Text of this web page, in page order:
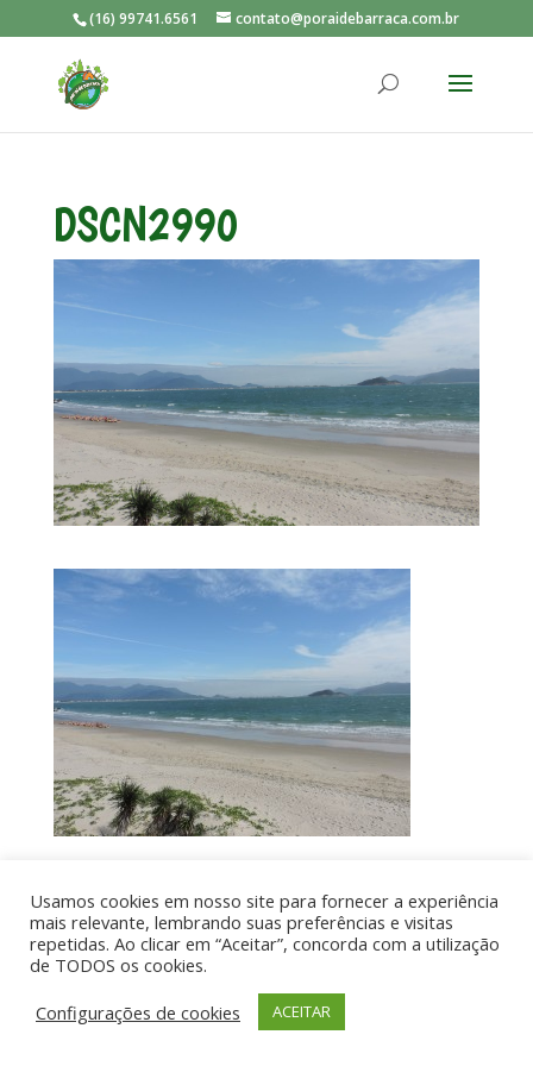
(16) 99741.6561 contato@poraidebarraca.com.br
DSCN2990
Por aí de Barraca - direitos reservados - Desenvolvido
por UIA WEB
Usamos cookies em nosso site para fornecer a experiência
mais relevante, lembrando suas preferências e visitas
repetidas. Ao clicar em “Aceitar”, concorda com a utilização
de TODOS os cookies.
Configurações de cookies
ACEITAR